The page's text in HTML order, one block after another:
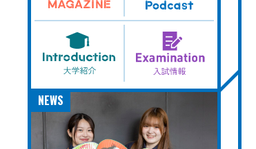
NEWS